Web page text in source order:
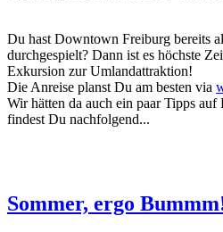
Du hast Downtown Freiburg bereits
durchgespielt? Dann ist es höchste
Exkursion zur Umlandattraktion!
Die Anreise planst Du am besten via
Wir hätten da auch ein paar Tipps
findest Du nachfolgend...
Sommer, ergo